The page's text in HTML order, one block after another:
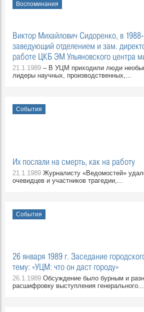
Воспоминания
Виктор Михайлович Сидоренко, в 1988-
заведующий отделением и зам.
работе ЦКБ ЭМ Ульяновского центра
21.1.1989 – В УЦМ приходили люди
лидеры научных, производственных,...
События
Их послали на смерть, как на работу
21.1.1989 Журналисту «Ведомостей»
очевидцев и участников трагедии,...
События
26 января 1989 г. Заседание
тему: «УЦМ: что он даст городу»
26.1.1989 Обсуждение было бурным и
расшифровку выступления генерального...